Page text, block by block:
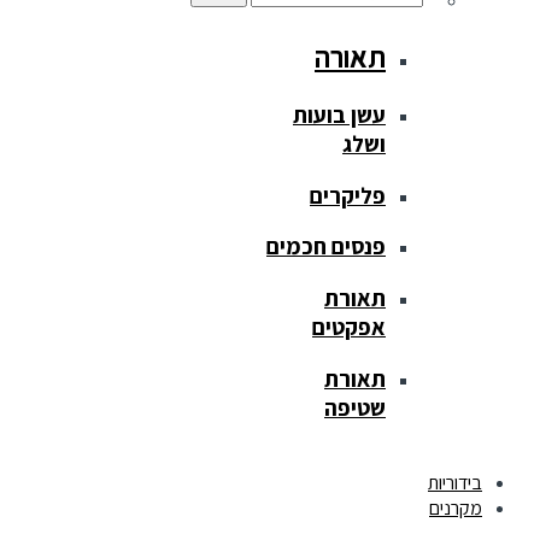
תאורה
עשן בועות
ושלג
פליקרים
פנסים חכמים
תאורת
אפקטים
תאורת
שטיפה
בידוריות
מקרנים